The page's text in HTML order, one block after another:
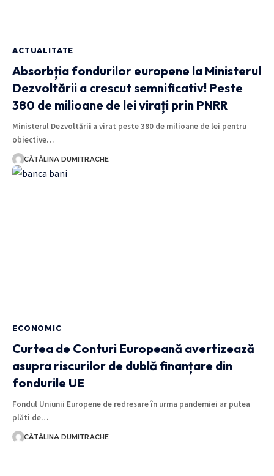
ACTUALITATE
Absorbția fondurilor europene la Ministerul
Dezvoltării a crescut semnificativ! Peste
380 de milioane de lei virați prin PNRR
Ministerul Dezvoltării a virat peste 380 de milioane de lei pentru
obiective…
CĂTĂLINA DUMITRACHE
ECONOMIC
Curtea de Conturi Europeană avertizează
asupra riscurilor de dublă finanțare din
fondurile UE
Fondul Uniunii Europene de redresare în urma pandemiei ar putea
plăti de…
CĂTĂLINA DUMITRACHE